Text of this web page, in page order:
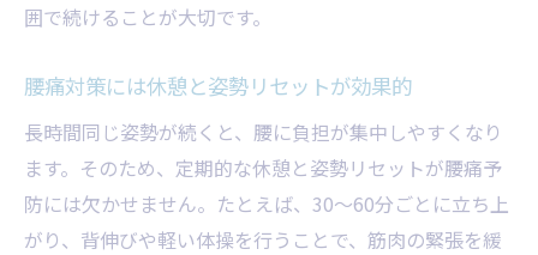
囲で続けることが大切です。
腰痛対策には休憩と姿勢リセットが効果的
長時間同じ姿勢が続くと、腰に負担が集中しやすくなり
ます。そのため、定期的な休憩と姿勢リセットが腰痛予
防には欠かせません。たとえば、30～60分ごとに立ち上
がり、背伸びや軽い体操を行うことで、筋肉の緊張を緩